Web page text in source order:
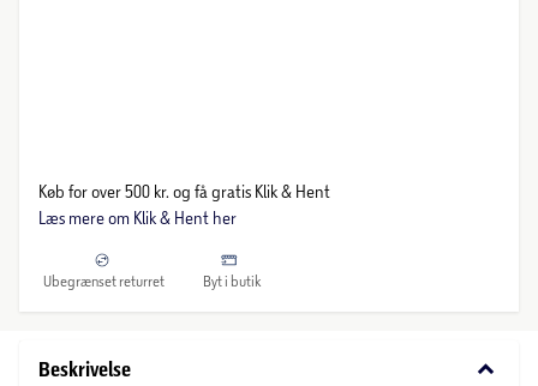
Køb for over 500 kr. og få gratis Klik & Hent
Læs mere om Klik & Hent her
Ubegrænset returret Byt i butik
Beskrivelse keyboard_arrow_down